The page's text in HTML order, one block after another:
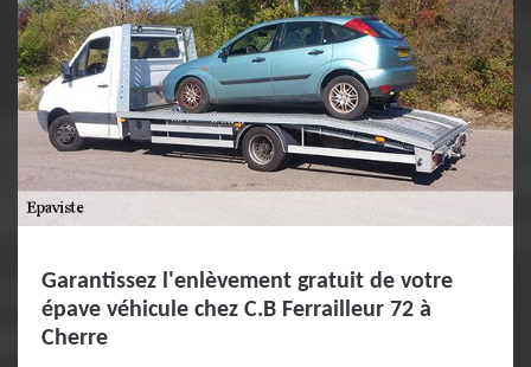
Garantissez l'enlèvement gratuit de votre
épave véhicule chez C.B Ferrailleur 72 à
Cherre